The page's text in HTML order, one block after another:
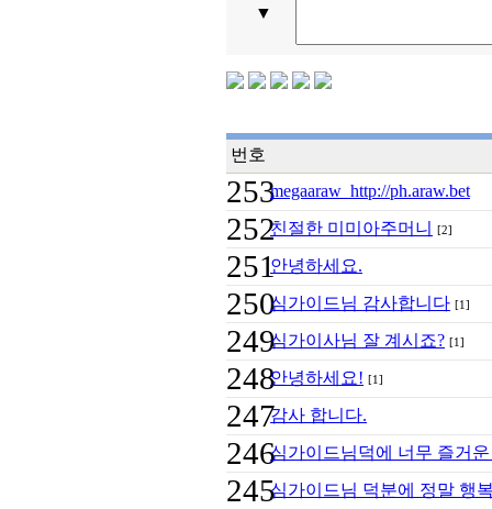
▼
번호
253megaaraw http://ph.araw.bet
252친절한 미미아주머니 [2]
251안녕하세요.
250심가이드님 감사합니다 [1]
249심가이사님 잘 계시죠? [1]
248안녕하세요! [1]
247감사 합니다.
246심가이드님덕에 너무 즐거
245심가이드님 덕분에 정말 행